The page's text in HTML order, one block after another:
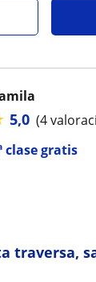
clase gratis
5,0 (4
traversa,